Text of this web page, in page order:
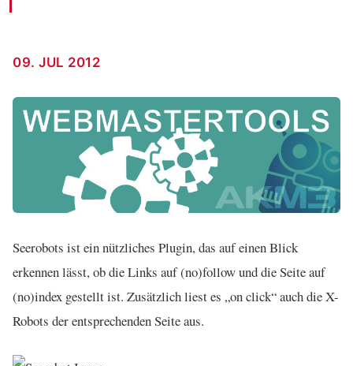
09. JUL 2012
Seerobots ist ein nützliches Plugin, das auf einen Blick
erkennen lässt, ob die Links auf (no)follow und die Seite auf
(no)index gestellt ist. Zusätzlich liest es „on click“ auch die X-
Robots der entsprechenden Seite aus.